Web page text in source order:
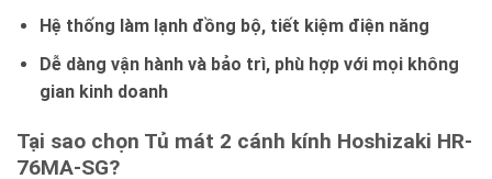
Hệ thống làm lạnh đồng bộ, tiết kiệm điện năng
Dễ dàng vận hành và bảo trì, phù hợp với mọi không
gian kinh doanh
Tại sao chọn Tủ mát 2 cánh kính Hoshizaki HR-
76MA-SG?